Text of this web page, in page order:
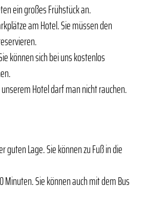
ein großes Frühstück an.
am Hotel. Sie müssen den
können sich bei uns kostenlos
Hotel darf man nicht rauchen.
guten Lage. Sie können zu Fuß in die
Minuten. Sie können auch mit dem Bus